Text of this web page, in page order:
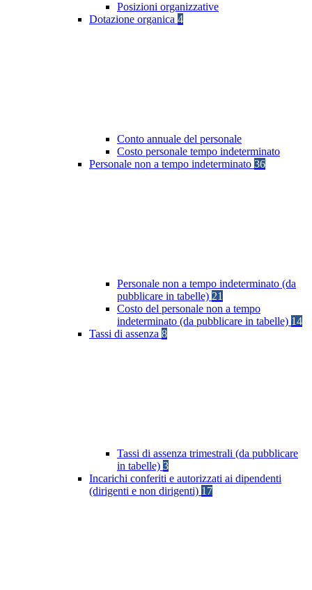
Posizioni organizzative
Dotazione organica 4
Conto annuale del personale
Costo personale tempo indeterminato
Personale non a tempo indeterminato 36
Personale non a tempo indeterminato (da
pubblicare in tabelle) 21
Costo del personale non a tempo
indeterminato (da pubblicare in tabelle) 14
Tassi di assenza 8
Tassi di assenza trimestrali (da pubblicare
in tabelle) 3
Incarichi conferiti e autorizzati ai dipendenti
(dirigenti e non dirigenti) 17